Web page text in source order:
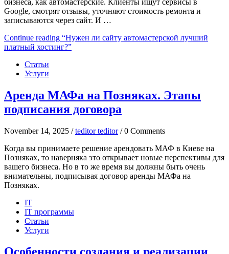
Google, смотрят отзывы, уточняют стоимость ремонта и
записываются через сайт. И …
Continue reading “Нужен ли сайту автомастерской лучший
платный хостинг?”
Статьи
Услуги
Аренда МАФа на Позняках. Этапы
подписания договора
November 14, 2025 /teditor teditor/ 0 Comments
Когда вы принимаете решение арендовать МАФ в Киеве на
Позняках, то наверняка это открывает новые перспективы для
вашего бизнеса. Но в то же время вы должны быть очень
внимательны, подписывая договор аренды МАФа на
Позняках.
IT
IT программы
Статьи
Услуги